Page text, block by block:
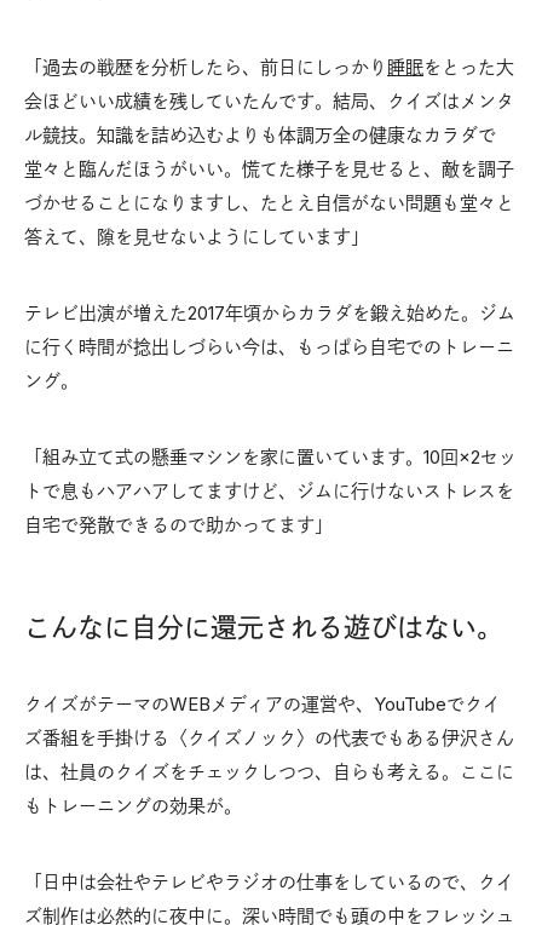
「過去の戦歴を分析したら、前日にしっかり 睡眠をとった大
会ほどいい成績を残していたんです。結局、クイズはメンタ
ル競技。知識を詰め込むよりも体調万全の健康なカラダで
堂々と臨んだほうがいい。慌てた様子を見せると、敵を調子
づかせることになりますし、たとえ自信がない問題も堂々と
答えて、隙を見せないようにしています」
テレビ出演が増えた2017年頃からカラダを鍛え始めた。ジム
に行く時間が捻出しづらい今は、もっぱら自宅でのトレーニ
ング。
「組み立て式の懸垂マシンを家に置いています。10回×2セッ
トで息もハアハアしてますけど、ジムに行けないストレスを
自宅で発散できるので助かってます」
こんなに自分に還元される遊びはない。
クイズがテーマのWEBメディアの運営や、YouTubeでクイ
ズ番組を手掛ける〈クイズノック〉の代表でもある伊沢さん
は、社員のクイズをチェックしつつ、自らも考える。ここに
もトレーニングの効果が。
「日中は会社やテレビやラジオの仕事をしているので、クイ
ズ制作は必然的に夜中に。深い時間でも頭の中をフレッシュ